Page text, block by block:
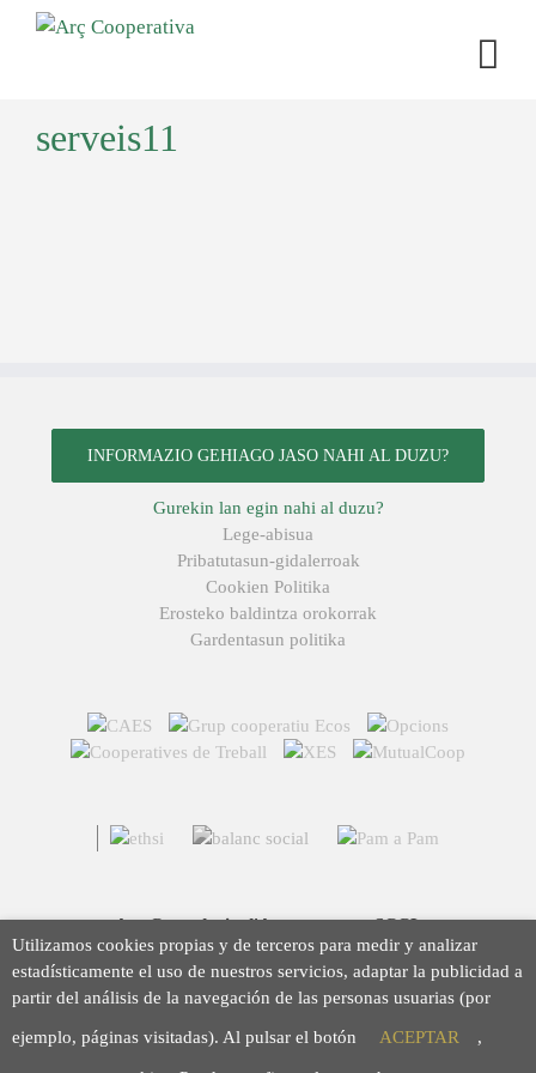
serveis11
INFORMAZIO GEHIAGO JASO NAHI AL DUZU?
Gurekin lan egin nahi al duzu?
Lege-abisua
Pribatutasun-gidalerroak
Cookien Politika
Erosteko baldintza orokorrak
Gardentasun politika
Arç Corredoria d'Assegurances, SCCL
Casp 43, 08010 Barcelona
93 423 46 02
info@arc.coop
Utilizamos cookies propias y de terceros para medir y analizar
estadísticamente el uso de nuestros servicios, adaptar la publicidad a
partir del análisis de la navegación de las personas usuarias (por
ejemplo, páginas visitadas). Al pulsar el botón ACEPTAR ,